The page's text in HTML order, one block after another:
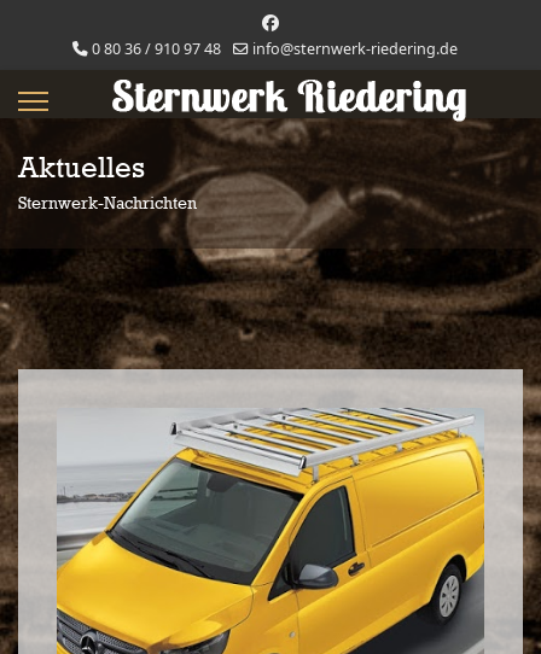
0 80 36 / 910 97 48 info@sternwerk-riedering.de
Aktuelles
Sternwerk-Nachrichten